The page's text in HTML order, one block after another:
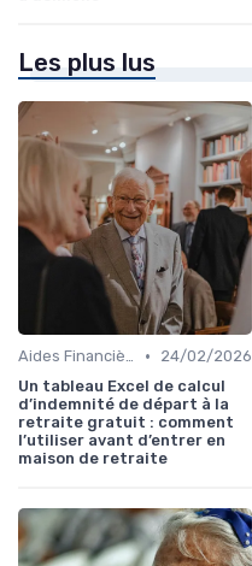
Les plus lus
Aides Financières et Subventions •
24/02/2026
Un tableau Excel de calcul
d’indemnité de départ à la
retraite gratuit : comment
l’utiliser avant d’entrer en
maison de retraite